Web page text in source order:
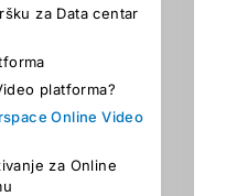
za Data centar
platforma?
Online Video
za Online